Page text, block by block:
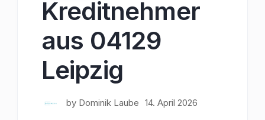
Kreditnehmer
aus 04129
Leipzig
by Dominik Laube 14. April 2026